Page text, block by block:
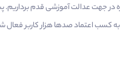
در جهت عدالت آموزشی قدم
کسب اعتماد صدها هزار کاربر فعال